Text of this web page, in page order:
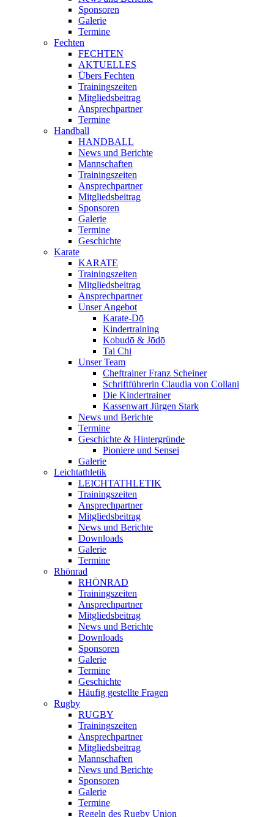
Sponsoren
Galerie
Termine
Fechten
FECHTEN
AKTUELLES
Übers Fechten
Trainingszeiten
Mitgliedsbeitrag
Ansprechpartner
Termine
Handball
HANDBALL
News und Berichte
Mannschaften
Trainingszeiten
Ansprechpartner
Mitgliedsbeitrag
Sponsoren
Galerie
Termine
Geschichte
Karate
KARATE
Trainingszeiten
Mitgliedsbeitrag
Ansprechpartner
Unser Angebot
Karate-Dō
Kindertraining
Kobudō & Jōdō
Tai Chi
Unser Team
Cheftrainer Franz Scheiner
Schriftführerin Claudia von Collani
Die Kindertrainer
Kassenwart Jürgen Stark
News und Berichte
Termine
Geschichte & Hintergründe
Pioniere und Sensei
Galerie
Leichtathletik
LEICHTATHLETIK
Trainingszeiten
Ansprechpartner
Mitgliedsbeitrag
News und Berichte
Downloads
Galerie
Termine
Rhönrad
RHÖNRAD
Trainingszeiten
Ansprechpartner
Mitgliedsbeitrag
News und Berichte
Downloads
Sponsoren
Galerie
Termine
Geschichte
Häufig gestellte Fragen
Rugby
RUGBY
Trainingszeiten
Ansprechpartner
Mitgliedsbeitrag
Mannschaften
News und Berichte
Sponsoren
Galerie
Termine
Regeln des Rugby Union